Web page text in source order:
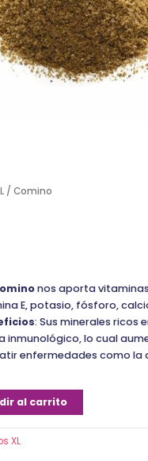
/ Comino
nos aporta
E, potasio, fósforo,
: Sus minerales ricos
inmunológico, lo cual
enfermedades como la
al carrito
XL